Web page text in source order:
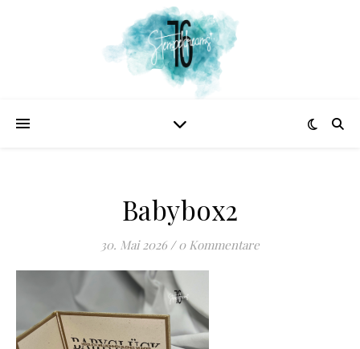
Babybox2
30. Mai 2026 / 0 Kommentare